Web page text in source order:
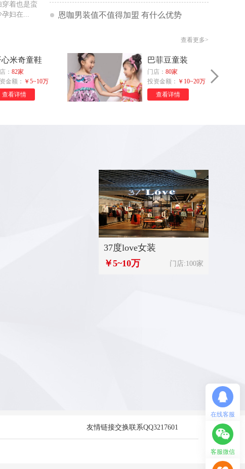
来自黑龙江省七台河市
我想加盟周大福品牌，请与我联系。
来自中国
董** 咨询了 巴拉巴拉Balabala
想在内蒙古赤峰市市区加盟
巴菲豆童装
请问我所在的地方有加盟商吗？
来自浙江省宁波市
李宁童装
着也是蛮
妇在...
恩咖男装值不值得加盟 有什么优势
查看更多>
米奇童鞋
： 82家
金额： ￥5~10万
查看详情
巴菲豆童装
门店： 80家
投资金额： ￥10~20万
查看详情
37度love女装
￥5~10万
门店:100家
友情链接交换联系QQ3217601
在线客服
客服微信